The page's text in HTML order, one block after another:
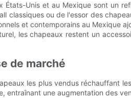
États-Unis et au Mexique sont un
classiques ou de l'essor des
et contemporains au Mexique
les chapeaux restent un
de marché
les plus vendus réchauffant
une augmentation des